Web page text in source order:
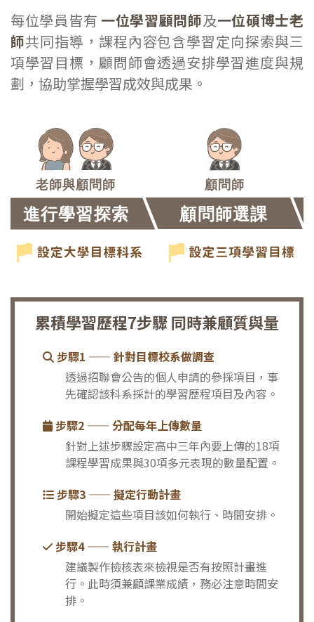
每位學員皆有 一位學習顧問師及一位碩博士老
師共同指導，課程內容包含學習定向探索與三
項學習目標，顧問師會透過安排學習進度與規
劃，協助掌握學習成效與成果。
累積學習歷程7步驟 同時兼顧質與量
步驟1 —— 針對目標校系做調查
透過招聯會公告的個人申請的參採項目，事
先確認該科系採計的學習歷程項目及內容。
步驟2 —— 分配每年上傳數量
針對上述步驟設定高中三年內要上傳的18項
課程學習成果與30項多元表現的數量配置。
步驟3 —— 擬定行動計畫
開始擬定這些項目該如何執行、時間安排。
步驟4 —— 執行計畫
建議製作檢核表來檢視是否有按照計畫進
行。此時須兼顧課業成績，務必注意時間安
排。